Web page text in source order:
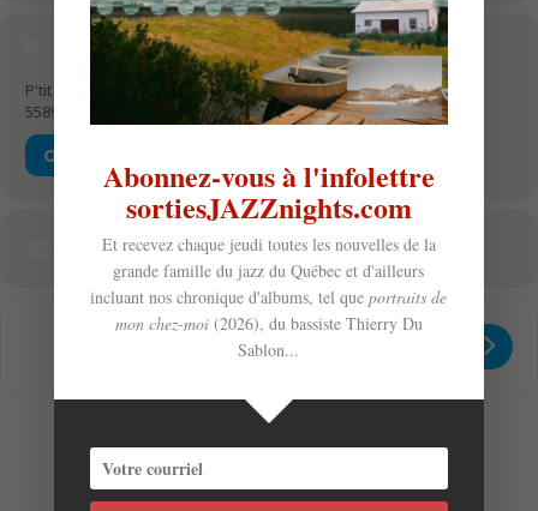
Location
P'tit Ours
5589 Ave. Du Parc
OTHER EVENTS
CALENDAR GOOGLECAL
Address - Gas Station Mentality +
Destination Address - Gas
Abonnez-vous à l'infolettre
sortiesJAZZnights.com
Et recevez chaque jeudi toutes les nouvelles de la
grande famille du jazz du Québec et d'ailleurs
incluant nos chronique d'albums, tel queportraits de
mon chez-moi (2026), du bassiste Thierry Du
Sablon...